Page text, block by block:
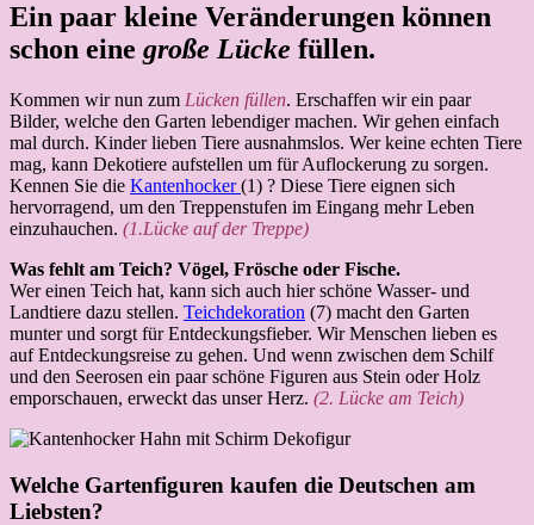
Ein paar kleine Veränderungen können
schon eine große Lücke füllen.
Kommen wir nun zum Lücken füllen. Erschaffen wir ein paar
Bilder, welche den Garten lebendiger machen. Wir gehen einfach
mal durch. Kinder lieben Tiere ausnahmslos. Wer keine echten Tiere
mag, kann Dekotiere aufstellen um für Auflockerung zu sorgen.
Kennen Sie die Kantenhocker(1) ? Diese Tiere eignen sich
hervorragend, um den Treppenstufen im Eingang mehr Leben
einzuhauchen. (1.Lücke auf der Treppe)
Was fehlt am Teich? Vögel, Frösche oder Fische.
Wer einen Teich hat, kann sich auch hier schöne Wasser- und
Landtiere dazu stellen. Teichdekoration (7) macht den Garten
munter und sorgt für Entdeckungsfieber. Wir Menschen lieben es
auf Entdeckungsreise zu gehen. Und wenn zwischen dem Schilf
und den Seerosen ein paar schöne Figuren aus Stein oder Holz
emporschauen, erweckt das unser Herz. (2. Lücke am Teich)
Welche Gartenfiguren kaufen die Deutschen am
Liebsten?